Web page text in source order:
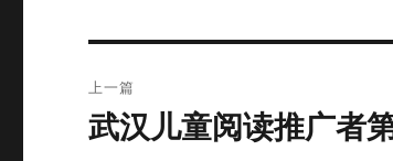
章
上一篇
上
武汉儿童阅读推广者